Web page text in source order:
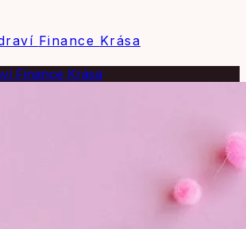
Finance Krása
Finance Krása